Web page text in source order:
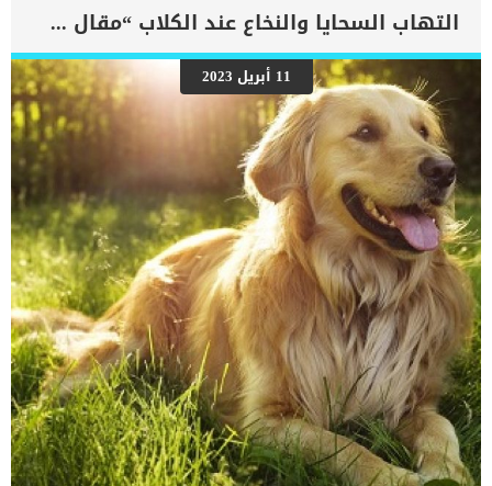
اسباب مختلفة و متنوعة قد تسبب الامساك ما هي أسباب الإمساك في
الكلاب أو صعوبة الإخراج والتبرز في الكلب ؟ يحدث الإمساك عند الكلاب
بسبب ان البراز ذو حجم كبير، أو بسبب ان البراز صلب جدا لدرجة أنه لا يمكن
ان يمر إلى خارج الجسم، ويحدث تصلب البراز أو كبر حجمه بسبب عدة عوامل
مثل : الجفاف.بعض الأعراض الجانبية للأدوية.خلل توازن الأملاح في
الجسم.التهابات المعدة والجهاز الهضمي.الألم أثناء الإخراج (بسبب
التهابات المفاصل أو كسور الحوض).المشاكل العصبية.ابتلاع مواد صعب
هضمها.الأورام.الفتق أو الفتاق.الإضطرابات الهرمونية.بعض المشاكل
التشريحية للجسم (كثرة الشعر حول فتحة الشرج، العيوب […]
التهاب السحايا والنخاع عند الكلاب “مقال شامل”
11 أبريل 2023